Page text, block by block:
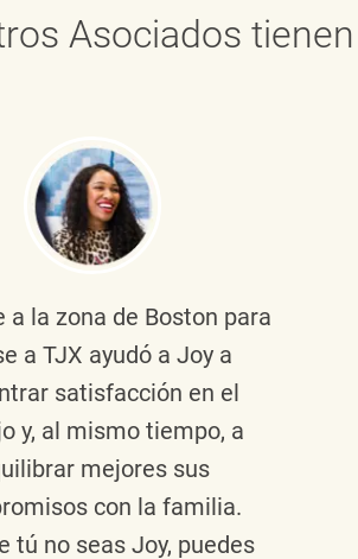
Asociados
a la zona de Boston para
a TJX ayudó a Joy a
satisfacción en el
y, al mismo tiempo, a
mejores sus
con la familia.
tú no seas Joy, puedes